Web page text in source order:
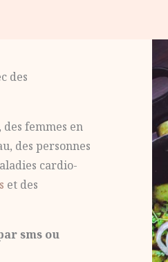
des
femmes en
des personnes
cardio-
et des
sms ou